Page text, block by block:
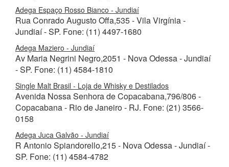
Adega Espaço Rosso Bianco - Jundiaí
Rua Conrado Augusto Offa,535 - Vila Virgínia -
Jundiaí - SP. Fone: (11) 4497-1680
Adega Maziero - Jundiaí
Av Maria Negrini Negro,2051 - Nova Odessa - Jundiaí
- SP. Fone: (11) 4584-1810
Single Malt Brasil - Loja de Whisky e Destilados
Avenida Nossa Senhora de Copacabana,796/806 -
Copacabana - Rio de Janeiro - RJ. Fone: (21) 3566-
0158
Adega Juca Galvão - Jundiaí
R Antonio Spiandorello,215 - Nova Odessa - Jundiaí -
SP. Fone: (11) 4584-4782